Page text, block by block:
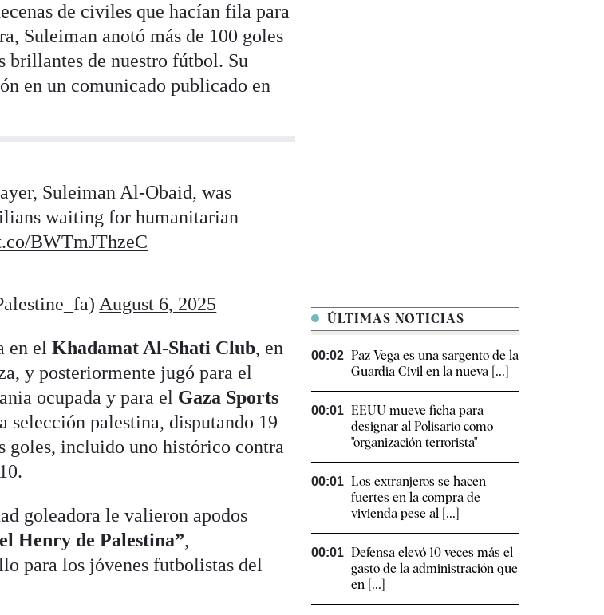
de civiles que hacían fila para
Suleiman anotó más de 100 goles
brillantes de nuestro fútbol. Su
en un comunicado publicado en
Suleiman Al-Obaid, was
waiting for humanitarian
BWTmJThzeC
August 6, 2025
en elKhadamat Al‑Shati Club, en
y posteriormente jugó para el
ocupada y para el Gaza Sports
selección palestina, disputando 19
goles, incluido uno histórico contra
goleadora le valieron apodos
Henry de Palestina”,
para los jóvenes futbolistas del
ÚLTIMAS NOTICIAS
00:02 Paz Vega es una sargento de la
Guardia Civil en la nueva [...]
00:01 EEUU mueve ficha para
designar al Polisario como
"organización terrorista"
00:01 Los extranjeros se hacen
fuertes en la compra de
vivienda pese al [...]
00:01 Defensa elevó 10 veces más el
gasto de la administración que
en [...]